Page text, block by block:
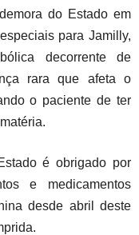
do Estado em
para Jamilly,
decorrente de
rara que afeta o
o paciente de ter
é obrigado por
e medicamentos
desde abril deste